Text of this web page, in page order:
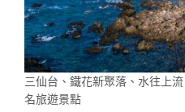
三仙台、鐵花新聚落、水往上
名旅遊景點